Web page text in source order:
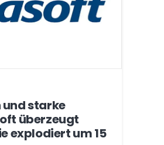
und starke
überzeugt
explodiert um 15